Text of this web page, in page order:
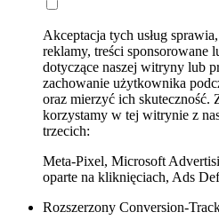
Akceptacja tych usług
reklamy, treści sponsorowane
dotyczące naszej witryny lub
zachowanie użytkownika
oraz mierzyć ich skuteczność.
korzystamy w tej witrynie z
trzecich:
Meta-Pixel, Microsoft
oparte na kliknięciach, Ads
Rozszerzony Conversion-